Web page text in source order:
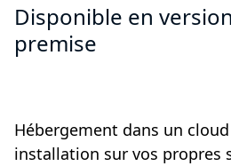
Disponible en
premise
Hébergement dans un
installation sur vos propres